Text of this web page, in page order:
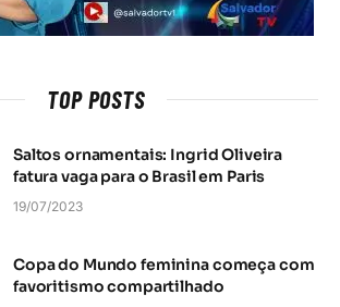
TOP POSTS
Saltos ornamentais: Ingrid Oliveira
fatura vaga para o Brasil em Paris
19/07/2023
Copa do Mundo feminina começa com
favoritismo compartilhado